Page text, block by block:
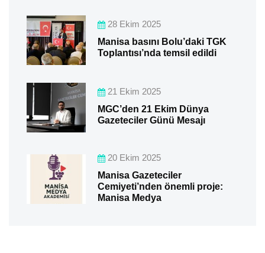
28 Ekim 2025
Manisa basını Bolu’daki TGK
Toplantısı’nda temsil edildi
21 Ekim 2025
MGC’den 21 Ekim Dünya
Gazeteciler Günü Mesajı
20 Ekim 2025
Manisa Gazeteciler
Cemiyeti’nden önemli proje:
Manisa Medya